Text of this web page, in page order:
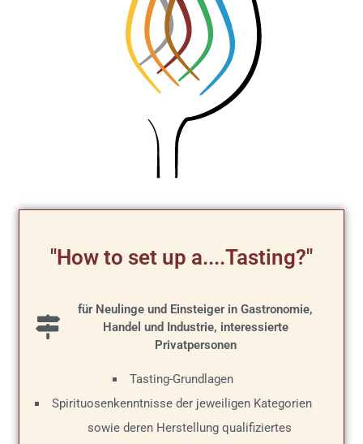
"How to set up a....Tasting?"
für Neulinge und Einsteiger in Gastronomie,
Handel und Industrie, interessierte
Privatpersonen
Tasting-Grundlagen
Spirituosenkenntnisse der jeweiligen Kategorien
sowie deren Herstellung qualifiziertes